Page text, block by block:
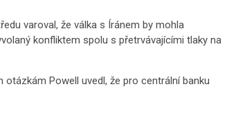
varoval, že válka s Íránem by mohla
konfliktem spolu s přetrvávajícími tlaky na
Powell uvedl, že pro centrální banku